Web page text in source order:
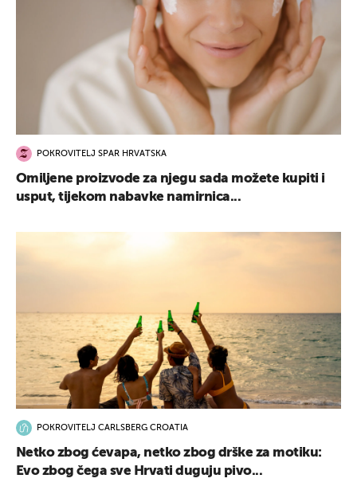
POKROVITELJ SPAR HRVATSKA
Omiljene proizvode za njegu sada možete kupiti i
usput, tijekom nabavke namirnica...
POKROVITELJ CARLSBERG CROATIA
Netko zbog ćevapa, netko zbog drške za motiku:
Evo zbog čega sve Hrvati duguju pivo...
UKLJUČITE NOTIFIKACIJE